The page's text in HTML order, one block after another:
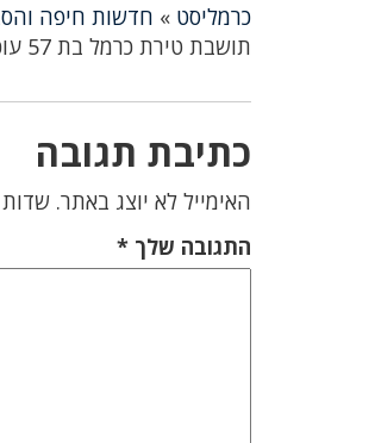
כרמליסט » חדשות חיפה
תושבת טירת כרמל בת 57 עוכבה לחקירה.
כתיבת תגובה
האימייל לא יוצג באתר.
התגובה שלך*